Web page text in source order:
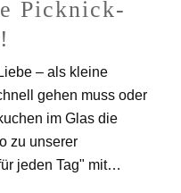
Picknick-
– als kleine
gehen muss oder
im Glas die
zu unserer
jeden Tag" mit…